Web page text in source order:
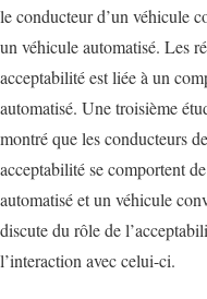
le conducteur d’un véhicule
un véhicule automatisé. Les
acceptabilité est liée à un
automatisé. Une troisième
montré que les conducteurs
acceptabilité se comportent
automatisé et un véhicule
discute du rôle de
l’interaction avec celui-ci.